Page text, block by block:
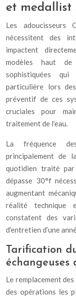
et medallist
Les
nécessitent des
impactent
modèles haut de
sophistiquées
particulière lors
préventif de ces
cruciales pour
traitement de l’eau.
La fréquence
principalement de
quotidien traité
dépasse 30°f
augmentant
réalité technique
constatent des
d’entretien d’une
Tarification
échangeuses
Le remplacement
des opérations les